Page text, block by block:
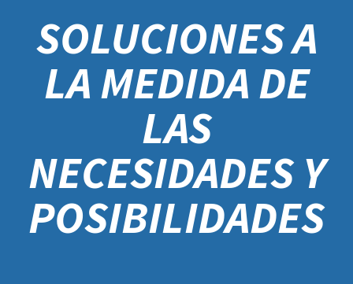
SOLUCIONES A
LA MEDIDA DE
LAS
NECESIDADES Y
POSIBILIDADES